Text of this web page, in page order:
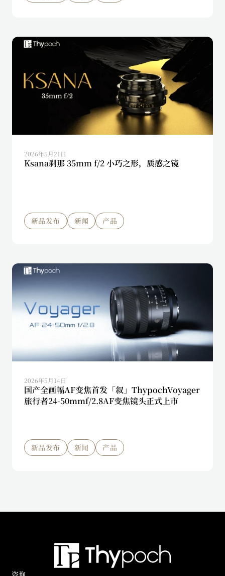
2026年5月21日
Ksana刹那 35mm f/2 小巧之形，质感之镜
新品发布 新闻 产品
2026年5月14日
国产全画幅AF变焦首发「叙」ThypochVoyager
旅行者24-50mmf/2.8AF变焦镜头正式上市
新品发布 新闻 产品
咨询